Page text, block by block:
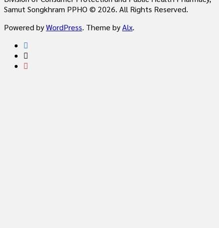
Samut Songkhram PPHO © 2026. All Rights Reserved.
Powered byWordPress. Theme byAlx.